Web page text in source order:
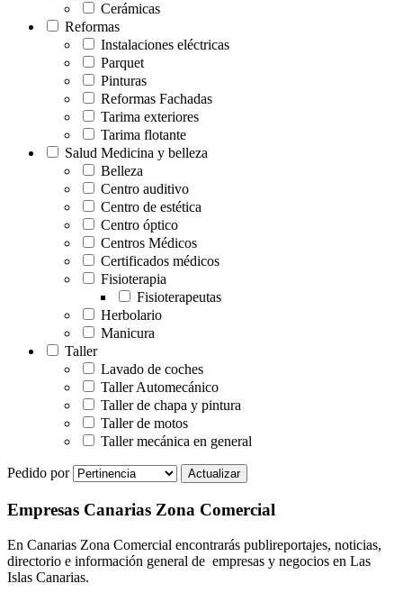
Cerámicas
Reformas
Instalaciones eléctricas
Parquet
Pinturas
Reformas Fachadas
Tarima exteriores
Tarima flotante
Salud Medicina y belleza
Belleza
Centro auditivo
Centro de estética
Centro óptico
Centros Médicos
Certificados médicos
Fisioterapia
Fisioterapeutas
Herbolario
Manicura
Taller
Lavado de coches
Taller Automecánico
Taller de chapa y pintura
Taller de motos
Taller mecánica en general
Pedido por
Empresas Canarias Zona Comercial
En Canarias Zona Comercial encontrarás publireportajes, noticias,
directorio e información general de empresas y negocios en Las
Islas Canarias.